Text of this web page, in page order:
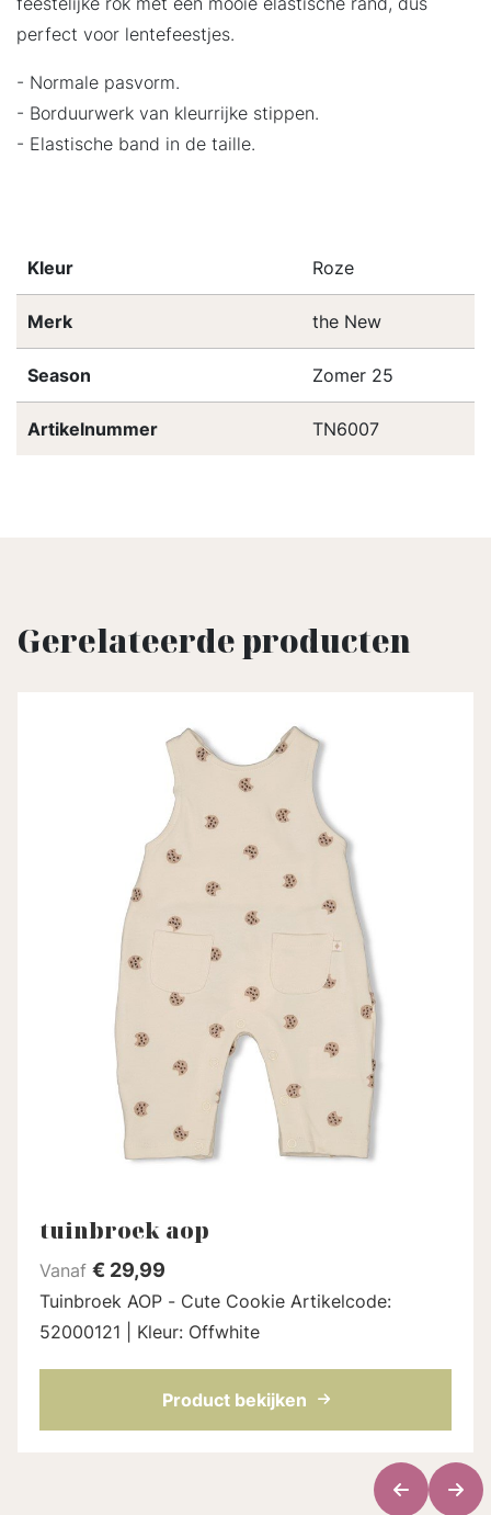
perfect voor lentefeestjes.
- Normale pasvorm.
- Borduurwerk van kleurrijke stippen.
- Elastische band in de taille.
Kleur Roze
Merk the New
Season Zomer 25
Artikelnummer TN6007
Gerelateerde producten
tuinbroek aop
Vanaf € 29,99
Tuinbroek AOP - Cute Cookie Artikelcode:
52000121 | Kleur: Offwhite
Product bekijken